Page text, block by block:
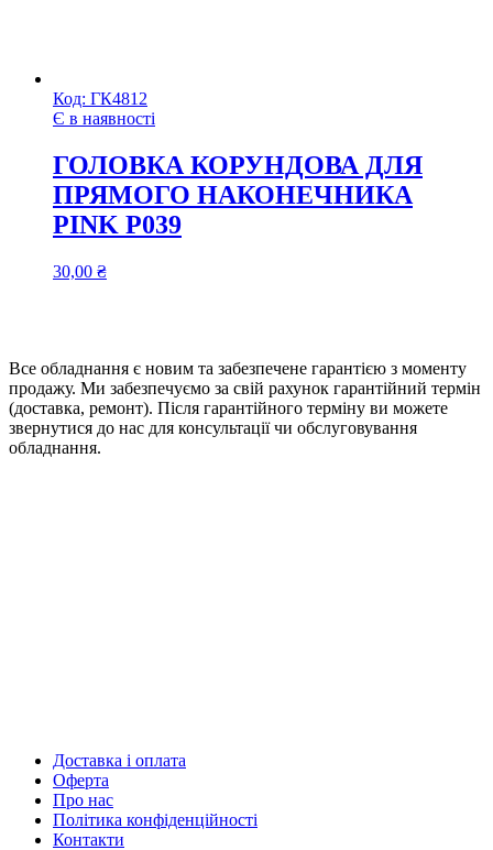
Код: ГК4812
Є в наявності
ГОЛОВКА КОРУНДОВА ДЛЯ
ПРЯМОГО НАКОНЕЧНИКА
PINK P039
30,00 ₴
Все обладнання є новим та забезпечене гарантією з моменту
продажу. Ми забезпечуємо за свій рахунок гарантійний термін
(доставка, ремонт). Після гарантійного терміну ви можете
звернутися до нас для консультації чи обслуговування
обладнання.
Доставка і оплата
Оферта
Про нас
Політика конфіденційності
Контакти